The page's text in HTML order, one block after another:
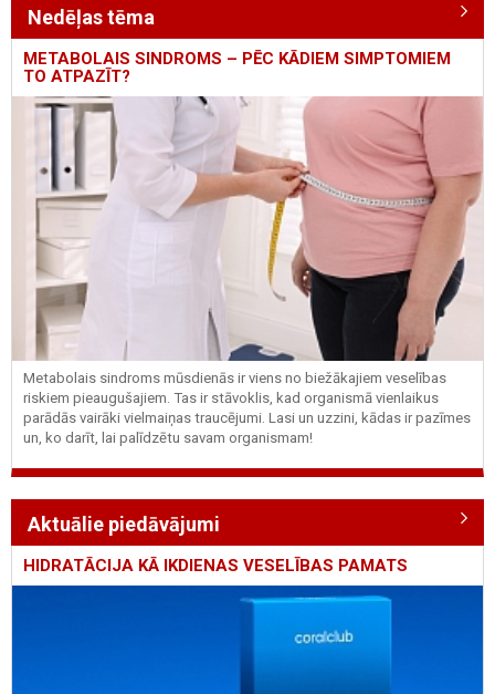
Nedēļas tēma
METABOLAIS SINDROMS – PĒC KĀDIEM SIMPTOMIEM
TO ATPAZĪT?
Metabolais sindroms mūsdienās ir viens no biežākajiem veselības
riskiem pieaugušajiem. Tas ir stāvoklis, kad organismā vienlaikus
parādās vairāki vielmaiņas traucējumi. Lasi un uzzini, kādas ir pazīmes
un, ko darīt, lai palīdzētu savam organismam!
Aktuālie piedāvājumi
HIDRATĀCIJA KĀ IKDIENAS VESELĪBAS PAMATS